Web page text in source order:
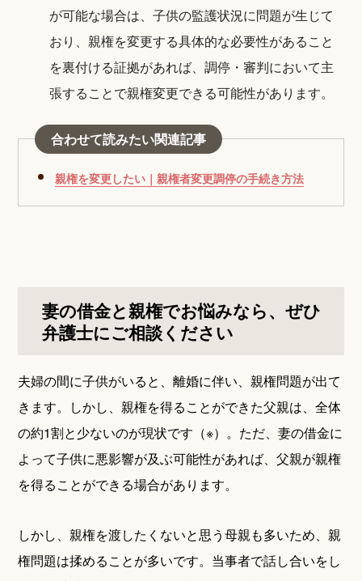
が可能な場合は、子供の監護状況に問題が生じて
おり、親権を変更する具体的な必要性があること
を裏付ける証拠があれば、調停・審判において主
張することで親権変更できる可能性があります。
合わせて読みたい関連記事
親権を変更したい｜親権者変更調停の手続き方法
妻の借金と親権でお悩みなら、ぜひ
弁護士にご相談ください
夫婦の間に子供がいると、離婚に伴い、親権問題が出て
きます。しかし、親権を得ることができた父親は、全体
の約1割と少ないのが現状です（※）。ただ、妻の借金に
よって子供に悪影響が及ぶ可能性があれば、父親が親権
を得ることができる場合があります。
しかし、親権を渡したくないと思う母親も多いため、親
権問題は揉めることが多いです。当事者で話し合いをし